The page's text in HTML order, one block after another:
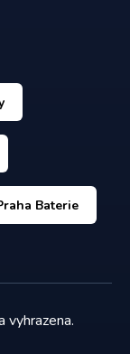
Baterie
vyhrazena.